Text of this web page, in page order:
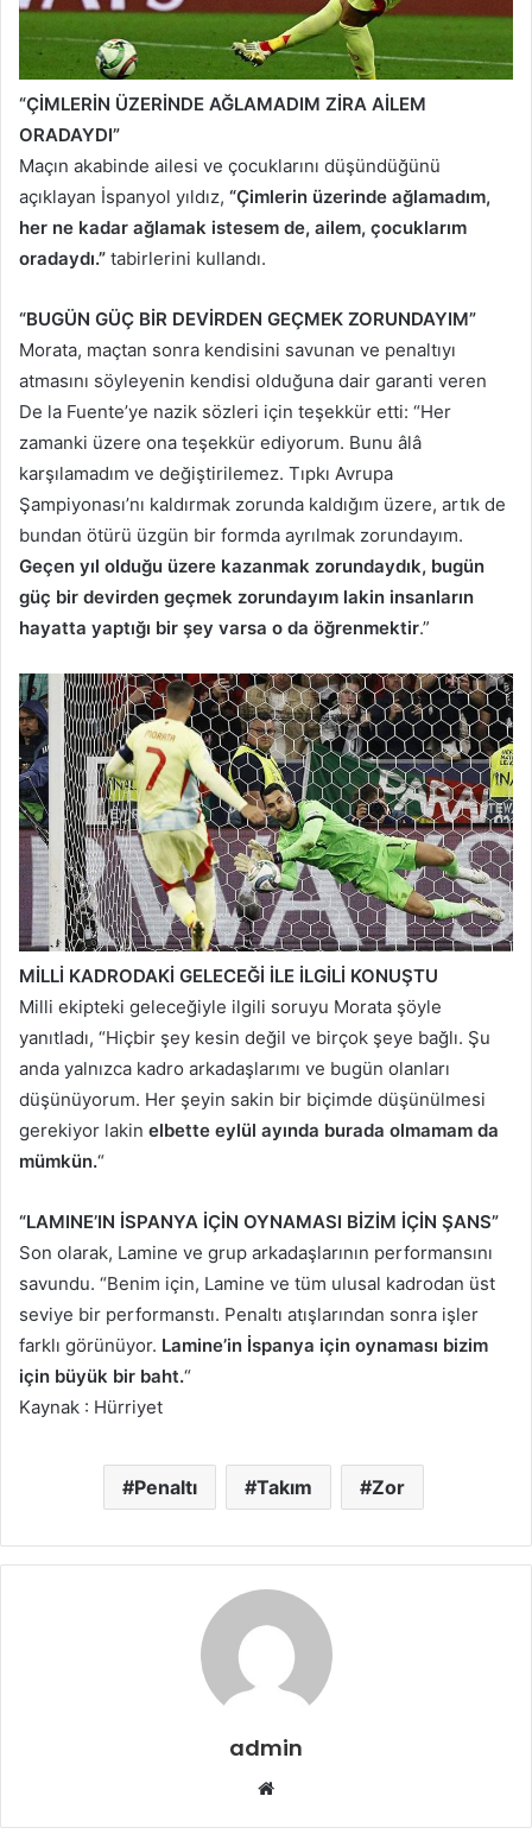
“ÇİMLERİN ÜZERİNDE AĞLAMADIM ZİRA AİLEM
ORADAYDI”
Maçın akabinde ailesi ve çocuklarını düşündüğünü
açıklayan İspanyol yıldız, “Çimlerin üzerinde ağlamadım,
her ne kadar ağlamak istesem de, ailem, çocuklarım
oradaydı.” tabirlerini kullandı.
“BUGÜN GÜÇ BİR DEVİRDEN GEÇMEK ZORUNDAYIM”
Morata, maçtan sonra kendisini savunan ve penaltıyı
atmasını söyleyenin kendisi olduğuna dair garanti veren
De la Fuente’ye nazik sözleri için teşekkür etti: “Her
zamanki üzere ona teşekkür ediyorum. Bunu âlâ
karşılamadım ve değiştirilemez. Tıpkı Avrupa
Şampiyonası’nı kaldırmak zorunda kaldığım üzere, artık de
bundan ötürü üzgün bir formda ayrılmak zorundayım.
Geçen yıl olduğu üzere kazanmak zorundaydık, bugün
güç bir devirden geçmek zorundayım lakin insanların
hayatta yaptığı bir şey varsa o da öğrenmektir.”
MİLLİ KADRODAKİ GELECEĞİ İLE İLGİLİ KONUŞTU
Milli ekipteki geleceğiyle ilgili soruyu Morata şöyle
yanıtladı, “Hiçbir şey kesin değil ve birçok şeye bağlı. Şu
anda yalnızca kadro arkadaşlarımı ve bugün olanları
düşünüyorum. Her şeyin sakin bir biçimde düşünülmesi
gerekiyor lakin elbette eylül ayında burada olmamam da
mümkün.“
“LAMINE’IN İSPANYA İÇİN OYNAMASI BİZİM İÇİN ŞANS”
Son olarak, Lamine ve grup arkadaşlarının performansını
savundu. “Benim için, Lamine ve tüm ulusal kadrodan üst
seviye bir performanstı. Penaltı atışlarından sonra işler
farklı görünüyor. Lamine’in İspanya için oynaması bizim
için büyük bir baht.“
Kaynak : Hürriyet
Penaltı Takım Zor
admin
Web